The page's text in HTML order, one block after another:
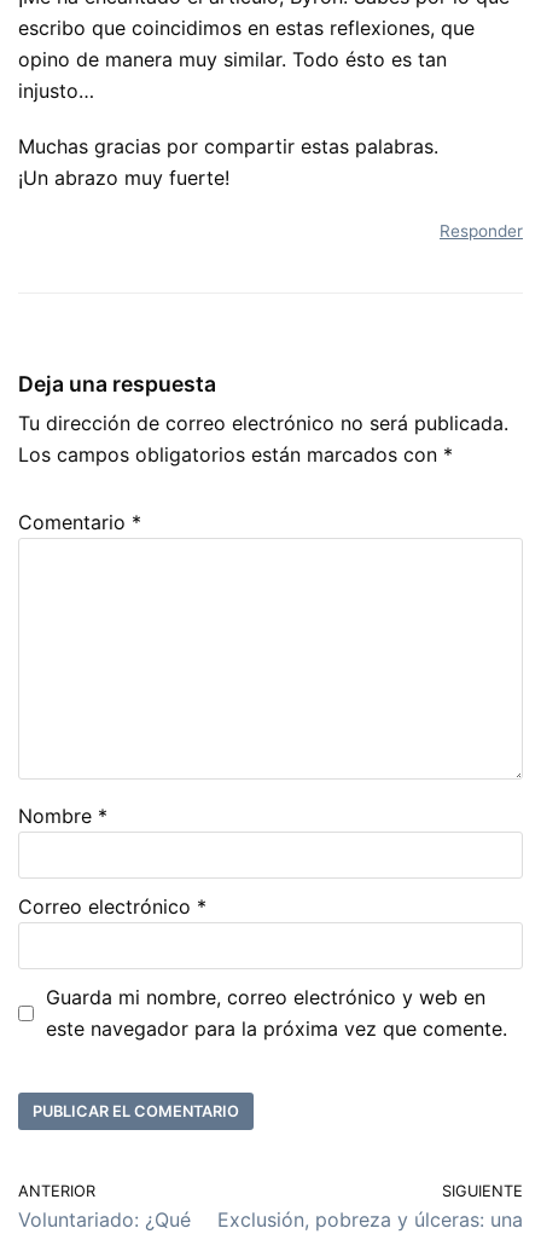
escribo que coincidimos en estas reflexiones, que
opino de manera muy similar. Todo ésto es tan
injusto…
Muchas gracias por compartir estas palabras.
¡Un abrazo muy fuerte!
Responder
Deja una respuesta
Tu dirección de correo electrónico no será publicada.
Los campos obligatorios están marcados con *
Comentario *
Nombre *
Correo electrónico *
Guarda mi nombre, correo electrónico y web en
este navegador para la próxima vez que comente.
ANTERIOR
Voluntariado: ¿Qué
SIGUIENTE
Exclusión, pobreza y úlceras: una